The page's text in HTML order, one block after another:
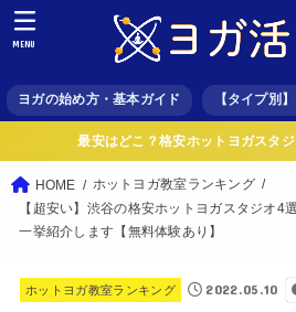
ヨガの始め方・基本ガイド 【タイプ別
MENU
最安はどこ？格安ホットヨガスタ
HOME
ホットヨガ教室ランキング
【超安い】渋谷の格安ホットヨガスタジオ4
一挙紹介します【無料体験あり】
ホットヨガ教室ランキング 2022.05.10